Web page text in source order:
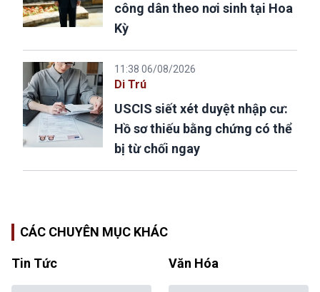
công dân theo nơi sinh tại Hoa
Kỳ
11:38 06/08/2026
Di Trú
USCIS siết xét duyệt nhập cư:
Hồ sơ thiếu bằng chứng có thể
bị từ chối ngay
CÁC CHUYÊN MỤC KHÁC
Tin Tức Văn Hóa